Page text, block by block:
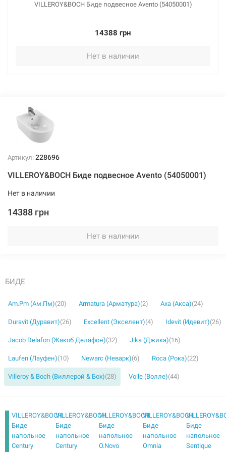
VILLEROY&BOCH Биде подвесное Avento (54050001)
14388 грн
Нет в наличии
Артикул: 228696
VILLEROY&BOCH Биде подвесное Avento (54050001)
Нет в наличии
14388 грн
Нет в наличии
БИДЕ
Am.Pm (Ам.Пм)(20) Armatura (Арматура)(2) Axa (Акса)(24)
Duravit (Дуравит)(26) Excellent (Экселент)(4) Idevit (Идевит)(26)
Jacob Delafon (Жакоб Делафон)(32) Jika (Джика)(16)
Laufen (Лауфен)(10) Newarc (Неварк)(6) Roca (Рока)(22)
Villeroy & Boch (Виллерой & Бох)(28) Volle (Волле)(44)
VILLEROY&BOCH
Биде
напольное
Century
VILLEROY&BOCH
Биде
напольное
Century
VILLEROY&BOCH
Биде
напольное
O.Novo
VILLEROY&BOCH
Биде
напольное
Omnia
Биде
напольное
Sentique